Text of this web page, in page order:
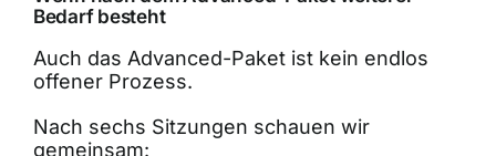
Bedarf besteht
Auch das Advanced-Paket ist kein endlos
offener Prozess.
Nach sechs Sitzungen schauen wir
gemeinsam: